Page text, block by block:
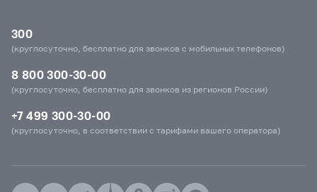
300
(круглосуточно, бесплатно для звонков с мобильных телефонов)
8 800 300-30-00
(круглосуточно, бесплатно для звонков из регионов России)
+7 499 300-30-00
(круглосуточно, в соответствии с тарифами вашего оператора)